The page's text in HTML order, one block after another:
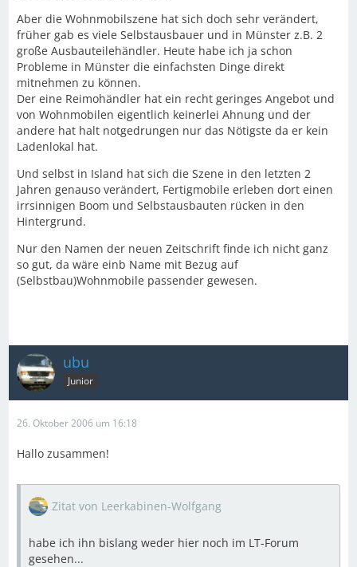
Aber die Wohnmobilszene hat sich doch sehr verändert,
früher gab es viele Selbstausbauer und in Münster z.B. 2
große Ausbauteilehändler. Heute habe ich ja schon
Probleme in Münster die einfachsten Dinge direkt
mitnehmen zu können.
Der eine Reimohändler hat ein recht geringes Angebot und
von Wohnmobilen eigentlich keinerlei Ahnung und der
andere hat halt notgedrungen nur das Nötigste da er kein
Ladenlokal hat.
Und selbst in Island hat sich die Szene in den letzten 2
Jahren genauso verändert, Fertigmobile erleben dort einen
irrsinnigen Boom und Selbstausbauten rücken in den
Hintergrund.
Nur den Namen der neuen Zeitschrift finde ich nicht ganz
so gut, da wäre einb Name mit Bezug auf
(Selbstbau)Wohnmobile passender gewesen.
ubu
Junior
26. Oktober 2006 um 16:18
Hallo zusammen!
Zitat von Leerkabinen-Wolfgang
habe ich ihn bislang weder hier noch im LT-Forum
gesehen...